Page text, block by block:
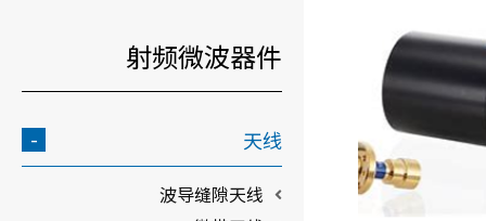
射频微波器件
天线
波导缝隙天线